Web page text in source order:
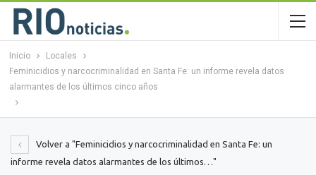
Inicio
Locales
Feminicidios y narcocriminalidad en Santa Fe: un informe revela datos
alarmantes de los últimos cinco años
Volver a "Feminicidios y narcocriminalidad en Santa Fe: un
informe revela datos alarmantes de los últimos…"